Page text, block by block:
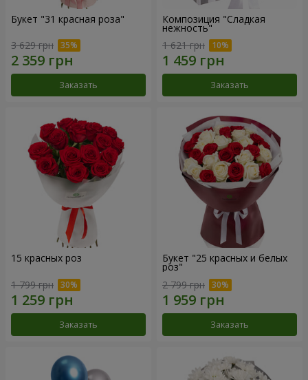
Букет "31 красная роза"
3 629 грн
Заказать
Композиция "Сладкая
нежность"
1 621 грн
Заказать
15 красных роз
1 799 грн
Заказать
Букет "25 красных и белых
роз"
2 799 грн
Заказать